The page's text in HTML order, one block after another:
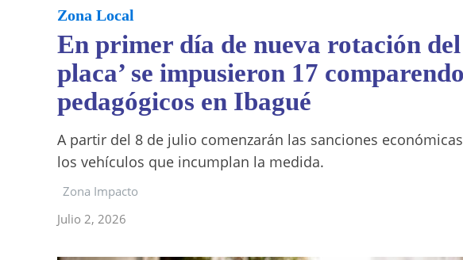
Zona Local
En primer día de nueva rotación del
placa’ se impusieron 17
pedagógicos en Ibagué
A partir del 8 de julio comenzarán las sanciones
los vehículos que incumplan la medida.
Zona Impacto
Julio 2, 2026